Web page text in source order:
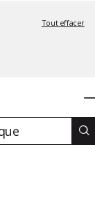
Tout effacer